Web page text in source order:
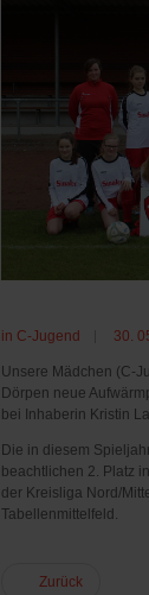
in C-Jugend 30.
Unsere Mädchen (C-
Dörpen neue
bei Inhaberin Kristin
Die in diesem
beachtlichen 2. Platz
der Kreisliga Nord/
Tabellenmittelfeld.
Zurück